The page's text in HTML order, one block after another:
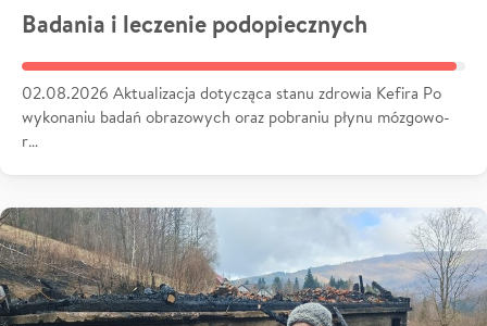
Badania i leczenie podopiecznych
02.08.2026 Aktualizacja dotycząca stanu zdrowia Kefira Po
wykonaniu badań obrazowych oraz pobraniu płynu mózgowo-
r…